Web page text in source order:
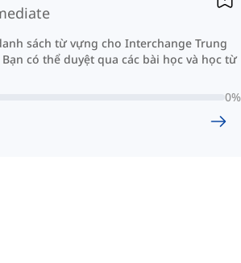
sách từ vựng cho Interchange Trung
có thể duyệt qua các bài học và học từ
0%